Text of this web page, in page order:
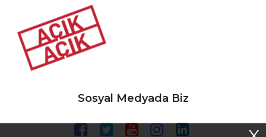
Sosyal Medyada Biz